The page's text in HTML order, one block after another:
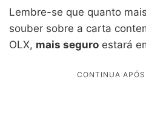
Lembre-se que quanto
souber sobre a carta
OLX, mais seguro estará